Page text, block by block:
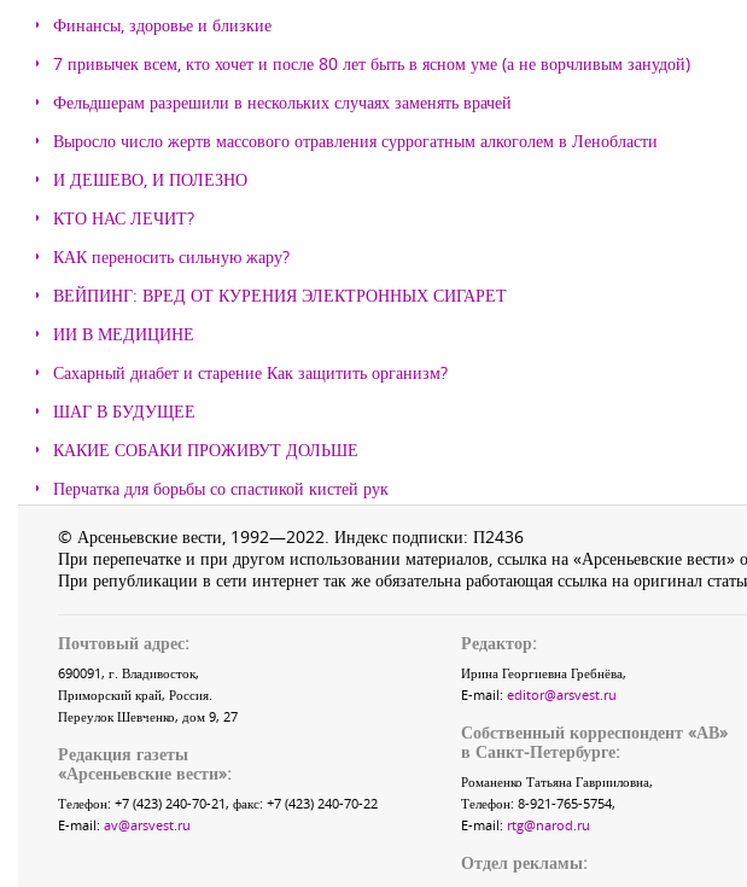
Финансы, здоровье и близкие
7 привычек всем, кто хочет и после 80 лет быть в ясном уме (а не ворчливым занудой)
Фельдшерам разрешили в нескольких случаях заменять врачей
Выросло число жертв массового отравления суррогатным алкоголем в Ленобласти
И ДЕШЕВО, И ПОЛЕЗНО
КТО НАС ЛЕЧИТ?
КАК переносить сильную жару?
ВЕЙПИНГ: ВРЕД ОТ КУРЕНИЯ ЭЛЕКТРОННЫХ СИГАРЕТ
ИИ В МЕДИЦИНЕ
Сахарный диабет и старение Как защитить организм?
ШАГ В БУДУЩЕЕ
КАКИЕ СОБАКИ ПРОЖИВУТ ДОЛЬШЕ
Перчатка для борьбы со спастикой кистей рук
© Арсеньевские вести, 1992—2022. Индекс подписки: П2436
При перепечатке и при другом использовании материалов, ссылка на «Арсеньевские вести»
При републикации в сети интернет так же обязательна работающая ссылка на оригинал
Почтовый адрес:
690091, г. Владивосток,
Приморский край, Россия.
Переулок Шевченко, дом 9, 27
Редакция газеты
«Арсеньевские вести»:
Телефон: +7 (423) 240-70-21, факс: +7 (423) 240-70-22
E-mail: av@arsvest.ru
Редактор:
Ирина Георгиевна Гребнёва,
E-mail: editor@arsvest.ru
Собственный корреспондент «АВ»
в Санкт-Петербурге:
Романенко Татьяна Гаврииловна,
Телефон: 8-921-765-5754,
E-mail: rtg@narod.ru
Отдел рекламы: